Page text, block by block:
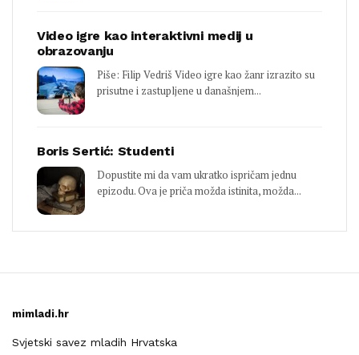
Video igre kao interaktivni medij u
obrazovanju
Piše: Filip Vedriš Video igre kao žanr izrazito su
prisutne i zastupljene u današnjem...
Boris Sertić: Studenti
Dopustite mi da vam ukratko ispričam jednu
epizodu. Ova je priča možda istinita, možda...
mimladi.hr
Svjetski savez mladih Hrvatska